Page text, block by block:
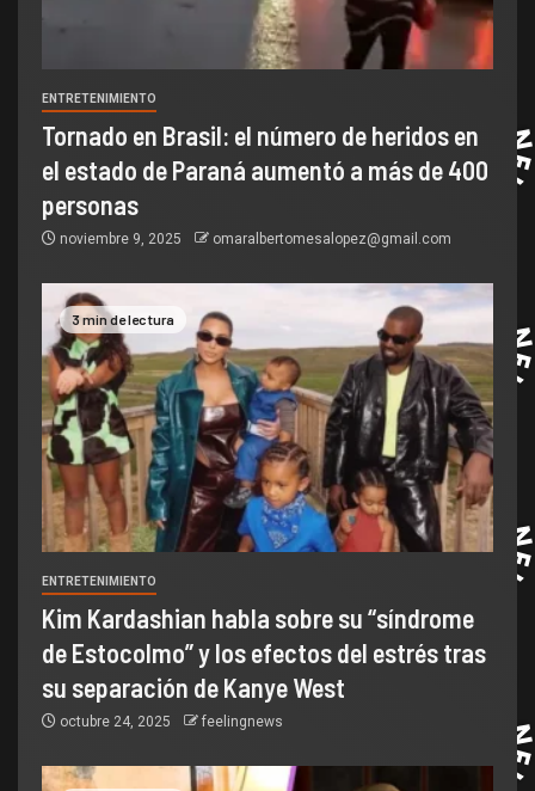
ENTRETENIMIENTO
Tornado en Brasil: el número de heridos en
el estado de Paraná aumentó a más de 400
personas
noviembre 9, 2025 omaralbertomesalopez@gmail.com
3 min de lectura
ENTRETENIMIENTO
Kim Kardashian habla sobre su “síndrome
de Estocolmo” y los efectos del estrés tras
su separación de Kanye West
octubre 24, 2025 feelingnews